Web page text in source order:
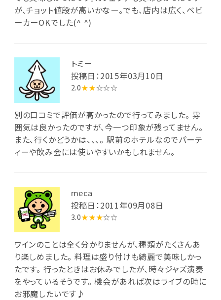
が、チョット値段が高いかなー。でも、店内は広く、ベビ
ーカーOKでした(^ ^)
トミー
投稿日：2015年03月10日
2.0★★☆☆☆
別の口コミで評価が高かったので行ってみました。 雰
囲気は良かったのですが、今一つ印象が残ってません。
また、行くかどうかは、、、。 駅前のホテルなのでパーテ
ィーや飲み会には使いやすいかもしれません。
meca
投稿日：2011年09月08日
3.0★★★☆☆
ワインのことは全く分かりませんが、種類がたくさんあ
り楽しめました。 料理は盛り付けも綺麗で美味しかっ
たです。 行ったときはお休みでしたが、時々ジャズ演奏
をやっているそうです。 機会があれば次はライブの時に
お邪魔したいです♪